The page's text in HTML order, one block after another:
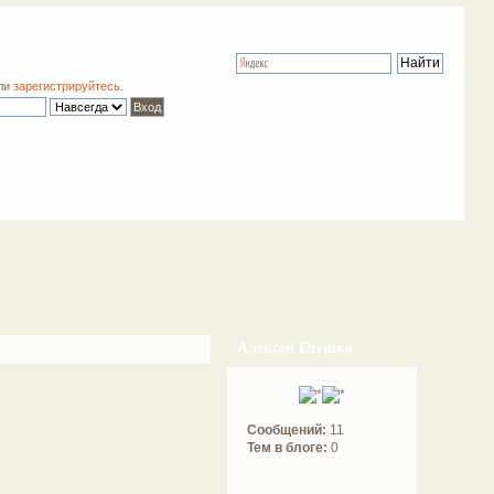
зарегистрируйтесь
Алексей Глушко
Сообщений: 11
Тем в блоге: 0